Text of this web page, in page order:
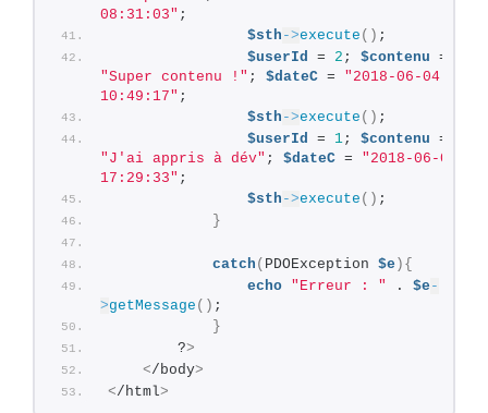
08:31:03" ;
$sth ->execute () ;
$userId = 2 ; $contenu
"Super contenu !" ; $dateC = "2018-06-04
10:49:17" ;
$sth ->execute () ;
$userId = 1; $contenu
"J'ai appris à dév" ; $dateC = "2018-06-07
17:29:33" ;
$sth ->execute () ;
}
catch ( PDOException $e ){
echo "Erreur : " . $e -
>getMessage () ;
}
        ?
>
</body>
</html>